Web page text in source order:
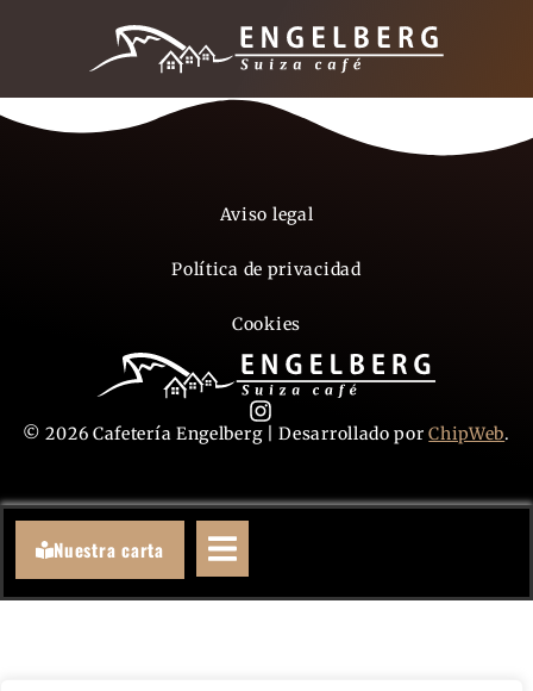
© 2026 Cafetería Engelberg | Desarrollado porChipWeb.
Aviso legal
Política de privacidad
Cookies
Nuestra carta